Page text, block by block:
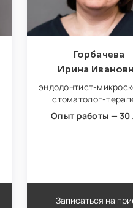
Горбачева
Ирина
стоматолог-
Опыт работы — 30
Записаться на